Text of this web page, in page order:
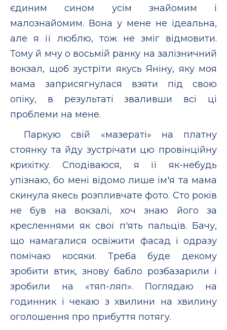
єдиним сином усім знайомим і
малознайомим. Вона у мене не ідеальна,
але я її люблю, тож не зміг відмовити.
Тому й мчу о восьмій ранку на залізничний
вокзал, щоб зустріти якусь Яніну, яку моя
мама заприсягнулася взяти під свою
опіку, в результаті зваливши всі ці
проблеми на мене.
Паркую свій «мазераті» на платну
стоянку та йду зустрічати цю провінційну
крихітку. Сподіваюся, я її як-небудь
упізнаю, бо мені відомо лише ім'я та мама
скинула якесь розпливчате фото. Сто років
не був на вокзалі, хоч знаю його за
кресленнями як свої п'ять пальців. Бачу,
що намагалися освіжити фасад і одразу
помічаю косяки. Треба буде декому
зробити втик, знову бабло розбазарили і
зробили на «тяп-ляп». Поглядаю на
годинник і чекаю з хвилини на хвилину
оголошення про прибуття потягу.